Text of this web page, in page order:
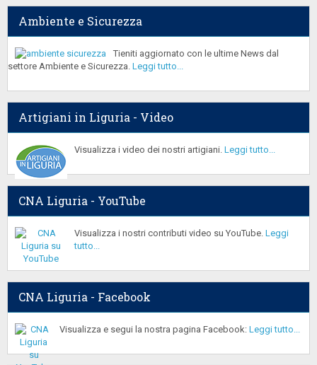
Ambiente e Sicurezza
Tieniti aggiornato con le ultime News dal
settore Ambiente e Sicurezza. Leggi tutto...
Artigiani in Liguria - Video
Visualizza i video dei nostri artigiani. Leggi tutto...
CNA Liguria - YouTube
Visualizza i nostri contributi video su YouTube. Leggi
tutto...
CNA Liguria - Facebook
Visualizza e segui la nostra pagina Facebook: Leggi tutto...